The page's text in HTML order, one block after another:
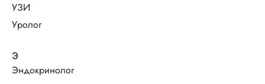
УЗИ
Уролог
Э
Эндокринолог